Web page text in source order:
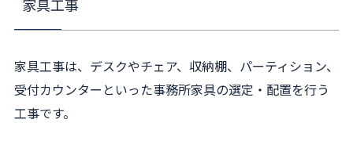
家具工事
家具工事は、デスクやチェア、収納棚、パーティション、
受付カウンターといった事務所家具の選定・配置を行う
工事です。